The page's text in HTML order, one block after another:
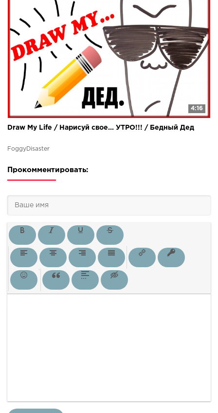
4:16
Draw My Life / Нарисуй свое... УТРО!!! / Бедный Дед
FoggyDisaster
Прокомментировать: